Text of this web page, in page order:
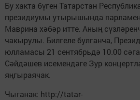
Бу хакта бүген Татарстан
президиумы утырышында
Маврина хәбәр итте. Аның
чакырулы. Билгеле булганча,
юлламасы 21 сентябрьдә 10.00
Сәйдәшев исемендәге Зур
яңгыраячак.
Чыганак: http://tatar-